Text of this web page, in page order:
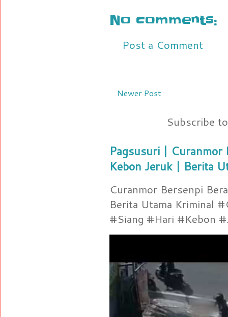
No comments:
Post a Comment
Newer Post
Subscribe
Pagsusuri | Curanmor
Kebon Jeruk | Berita
Curanmor Bersenpi
Berita Utama Kriminal
#Siang #Hari #Kebon